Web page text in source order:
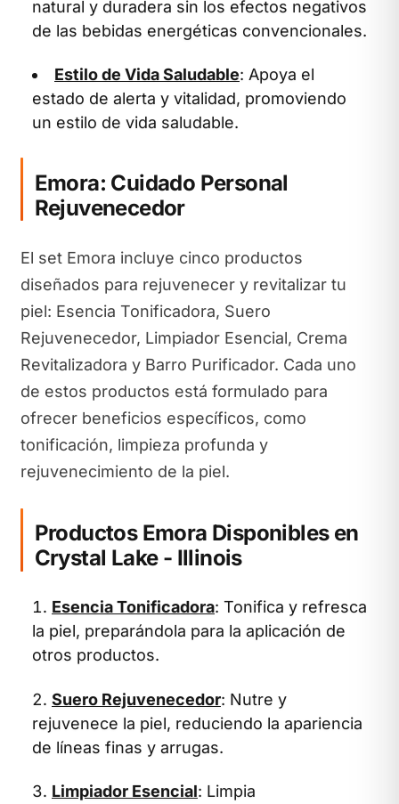
natural y duradera sin los efectos negativos
de las bebidas energéticas convencionales.
Estilo de Vida Saludable: Apoya el
estado de alerta y vitalidad, promoviendo
un estilo de vida saludable.
Emora: Cuidado Personal
Rejuvenecedor
El set Emora incluye cinco productos
diseñados para rejuvenecer y revitalizar tu
piel: Esencia Tonificadora, Suero
Rejuvenecedor, Limpiador Esencial, Crema
Revitalizadora y Barro Purificador. Cada uno
de estos productos está formulado para
ofrecer beneficios específicos, como
tonificación, limpieza profunda y
rejuvenecimiento de la piel.
Productos Emora Disponibles en
Crystal Lake - Illinois
Esencia Tonificadora: Tonifica y refresca
la piel, preparándola para la aplicación de
otros productos.
Suero Rejuvenecedor: Nutre y
rejuvenece la piel, reduciendo la apariencia
de líneas finas y arrugas.
Limpiador Esencial: Limpia